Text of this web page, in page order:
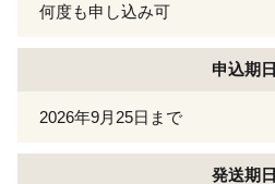
何度も申し込み可
申込期日
2026年9月25日まで
発送期日